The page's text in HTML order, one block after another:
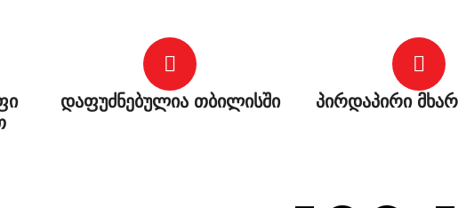
დაფუძნებულია თბილისში პირდაპირი